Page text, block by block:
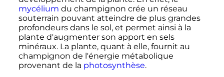
mycélium du champignon crée un réseau
souterrain pouvant atteindre de plus grandes
profondeurs dans le sol, et permet ainsi à la
plante d'augmenter son apport en sels
minéraux. La plante, quant à elle, fournit au
champignon de l'énergie métabolique
provenant de la photosynthèse.